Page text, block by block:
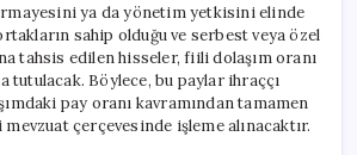
ya da yönetim yetkisini elinde
sahip olduğu ve serbest veya özel
tahsis edilen hisseler, fiili dolaşım oranı
tutulacak. Böylece, bu paylar ihraççı
pay oranı kavramından tamamen
çerçevesinde işleme alınacaktır.